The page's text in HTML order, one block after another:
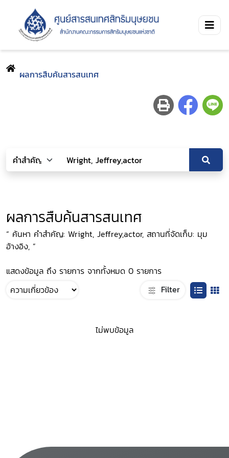
ผลการสืบค้นสารสนเทศ
ผลการสืบค้นสารสนเทศ
“ ค้นหา คำสำคัญ: Wright, Jeffrey,actor, สถานที่จัดเก็บ: มุม
อ้างอิง, ”
แสดงข้อมูล ถึง รายการ จากทั้งหมด 0 รายการ
Filter
ไม่พบข้อมูล